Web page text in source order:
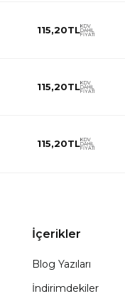
115,20TLKDV
DAHİL
FİYATI
115,20TLKDV
DAHİL
FİYATI
115,20TLKDV
DAHİL
FİYATI
İçerikler
Blog Yazıları
İndirimdekiler